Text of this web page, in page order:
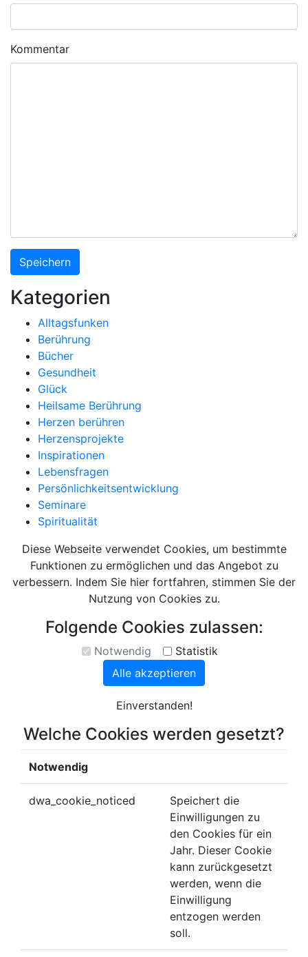
Kommentar
Kategorien
Alltagsfunken
Berührung
Bücher
Gesundheit
Glück
Heilsame Berührung
Herzen berühren
Herzensprojekte
Inspirationen
Lebensfragen
Persönlichkeitsentwicklung
Seminare
Spiritualität
Diese Webseite verwendet Cookies, um bestimmte
Funktionen zu ermöglichen und das Angebot zu
verbessern. Indem Sie hier fortfahren, stimmen Sie der
Nutzung von Cookies zu.
Folgende Cookies zulassen:
Notwendig
Statistik
Alle akzeptieren
Einverstanden!
Welche Cookies werden gesetzt?
Notwendig
dwa_cookie_noticed
Speichert die
Einwilligungen zu
den Cookies für ein
Jahr. Dieser Cookie
kann zurückgesetzt
werden, wenn die
Einwilligung
entzogen werden
soll.